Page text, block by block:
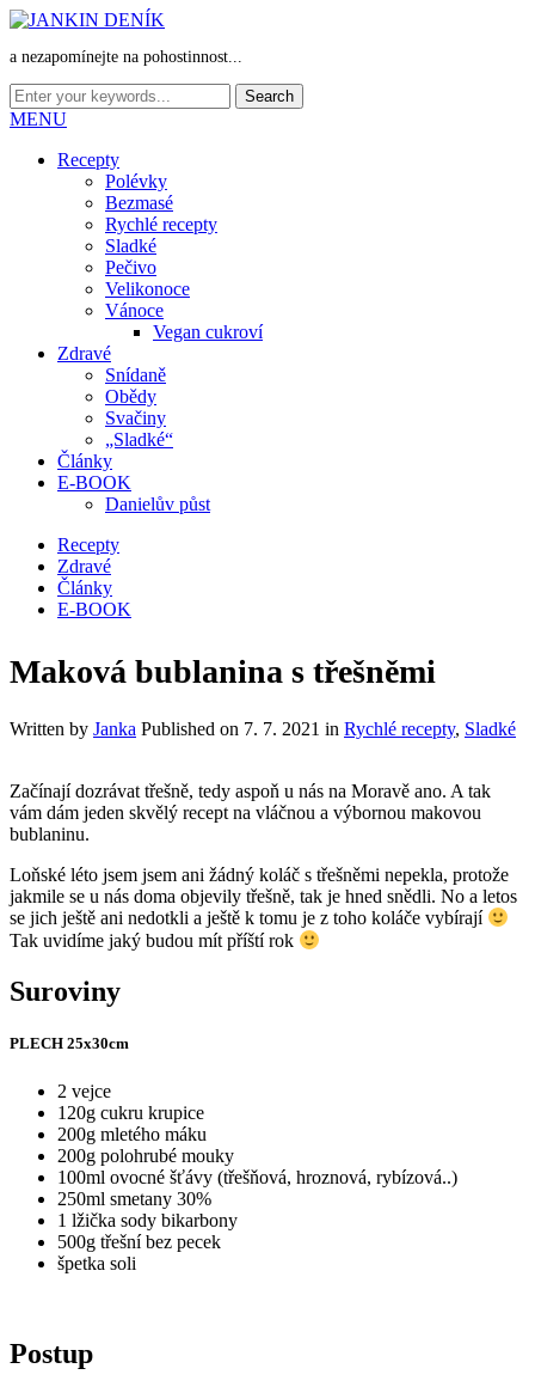
a nezapomínejte na pohostinnost...
MENU
Recepty
Polévky
Bezmasé
Rychlé recepty
Sladké
Pečivo
Velikonoce
Vánoce
Vegan cukroví
Zdravé
Snídaně
Obědy
Svačiny
„Sladké“
Články
E-BOOK
Danielův půst
Recepty
Zdravé
Články
E-BOOK
Maková bublanina s třešněmi
Written by Janka Published on 7. 7. 2021 in Rychlé recepty, Sladké
Začínají dozrávat třešně, tedy aspoň u nás na Moravě ano. A tak
vám dám jeden skvělý recept na vláčnou a výbornou makovou
bublaninu.
Loňské léto jsem jsem ani žádný koláč s třešněmi nepekla, protože
jakmile se u nás doma objevily třešně, tak je hned snědli. No a letos
se jich ještě ani nedotkli a ještě k tomu je z toho koláče vybírají
Tak uvidíme jaký budou mít příští rok
Suroviny
PLECH 25x30cm
2 vejce
120g cukru krupice
200g mletého máku
200g polohrubé mouky
100ml ovocné šťávy (třešňová, hroznová, rybízová..)
250ml smetany 30%
1 lžička sody bikarbony
500g třešní bez pecek
špetka soli
Postup